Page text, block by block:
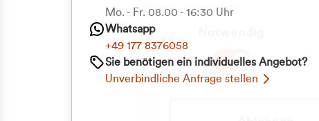
Einwilligungsauswahl
Mo. - Fr. 08.00 - 16:30 Uhr
Whatsapp
+49 177 8376058
Sie benötigen ein individuelles Angebot?
Unverbindliche Anfrage stellen